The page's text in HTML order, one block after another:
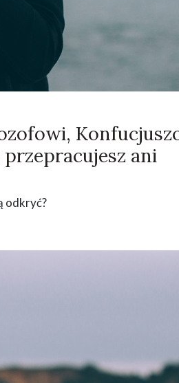
ani
odkryć?